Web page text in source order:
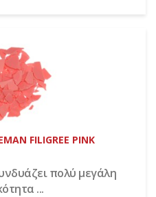
FILIGREE PINK
πολύ μεγάλη
...